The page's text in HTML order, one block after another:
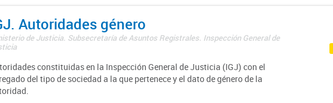
Autoridades género
de Justicia. Subsecretaría de Asuntos Registrales. Inspección General de
constituidas en la Inspección General de Justicia (IGJ) con el
del tipo de sociedad a la que pertenece y el dato de género de la